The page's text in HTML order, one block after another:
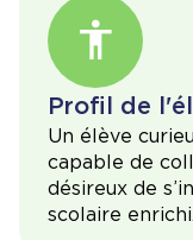
Profil de
Un élève
capable de
désireux de
scolaire enrichi.